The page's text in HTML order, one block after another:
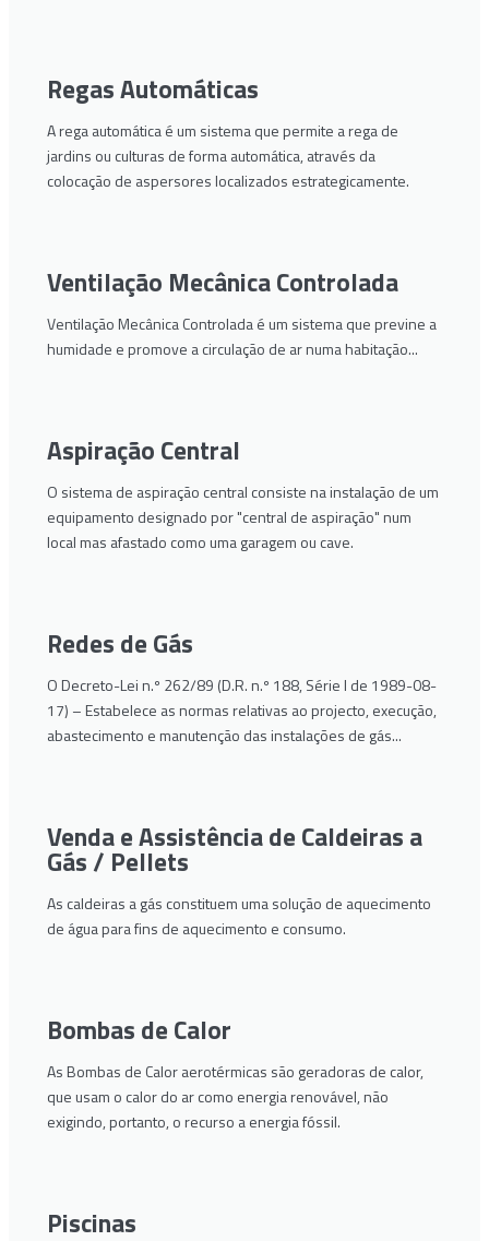
Regas Automáticas
A rega automática é um sistema que permite a rega de
jardins ou culturas de forma automática, através da
colocação de aspersores localizados estrategicamente.
Ventilação Mecânica Controlada
Ventilação Mecânica Controlada é um sistema que previne a
humidade e promove a circulação de ar numa habitação...
Aspiração Central
O sistema de aspiração central consiste na instalação de um
equipamento designado por "central de aspiração" num
local mas afastado como uma garagem ou cave.
Redes de Gás
O Decreto-Lei n.º 262/89 (D.R. n.º 188, Série I de 1989-08-
17) – Estabelece as normas relativas ao projecto, execução,
abastecimento e manutenção das instalações de gás...
Venda e Assistência de Caldeiras a
Gás / Pellets
As caldeiras a gás constituem uma solução de aquecimento
de água para fins de aquecimento e consumo.
Bombas de Calor
As Bombas de Calor aerotérmicas são geradoras de calor,
que usam o calor do ar como energia renovável, não
exigindo, portanto, o recurso a energia fóssil.
Piscinas